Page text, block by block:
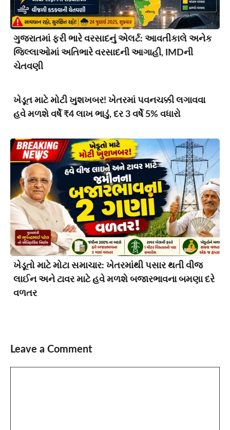
ગુજરાતમાં ફરી ભારે વરસાદનું એલર્ટ: આવતીકાલે અનેક
જિલ્લાઓમાં અતિભારે વરસાદની આગાહી, IMDની
ચેતવણી
ખેડૂત માટે મોટી ખુશખબર! ખેતરમાં પવનચક્કી લગાવવા
હવે મળશે વર્ષે ₹4 લાખ ભાડું, દર 3 વર્ષે 5% વધારો
ખેડૂતો માટે મોટા સમાચાર: ખેતરમાંથી પસાર થતી વીજ
લાઈન અને ટાવર માટે હવે મળશે બજારભાવના બમણા દરે
વળતર
Leave a Comment